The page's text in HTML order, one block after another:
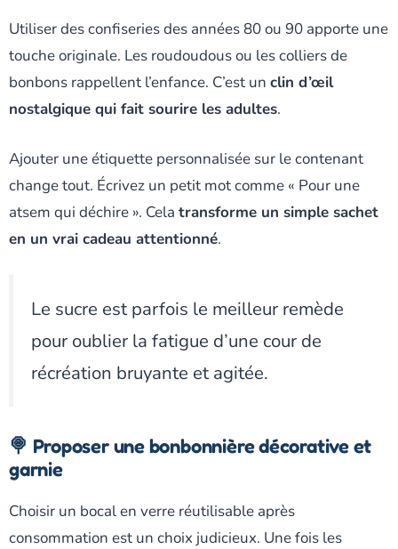
Utiliser des confiseries des années 80 ou 90 apporte une
touche originale. Les roudoudous ou les colliers de
bonbons rappellent l’enfance. C’est un clin d’œil
nostalgique qui fait sourire les adultes.
Ajouter une étiquette personnalisée sur le contenant
change tout. Écrivez un petit mot comme « Pour une
atsem qui déchire ». Cela transforme un simple sachet
en un vrai cadeau attentionné.
Le sucre est parfois le meilleur remède
pour oublier la fatigue d’une cour de
récréation bruyante et agitée.
🍭 Proposer une bonbonnière décorative et
garnie
Choisir un bocal en verre réutilisable après
consommation est un choix judicieux. Une fois les